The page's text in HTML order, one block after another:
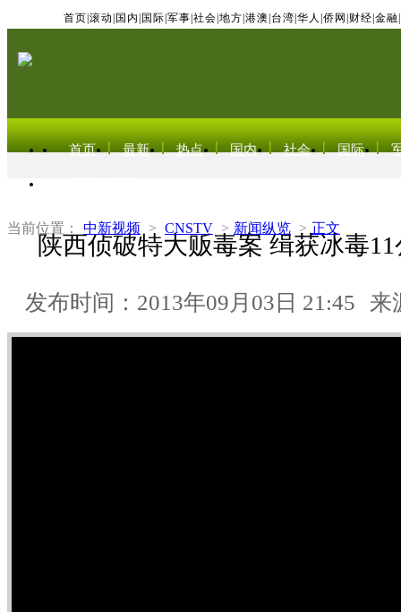
首页 滚动 国内 国际 军事 社会 地方 港澳 台湾 华人 侨网 财经 金融
首页 最新 热点 国内 社会 国际
当前位置： 中新视频 > CNSTV > 新闻纵览 > 正文
陕西侦破特大贩毒案 缉获冰毒
发布时间：2013年09月03日 21:45 来